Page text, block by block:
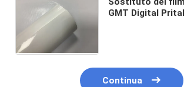
GMT Digital
Continua